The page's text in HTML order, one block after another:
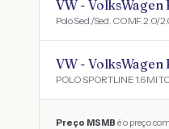
VW - VolksWagen
VW - VolksWagen
Preço MSMB é o preço